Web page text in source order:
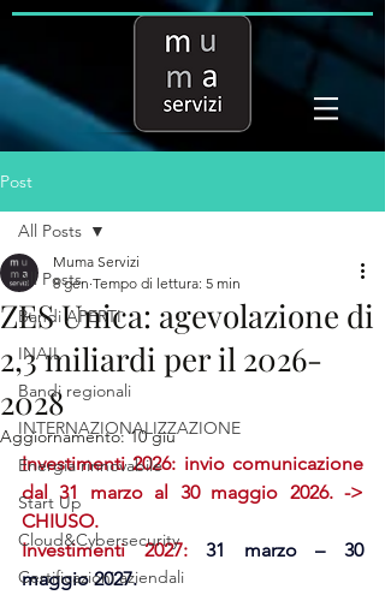
Post
All Posts
Bandi APERTI
INAIL
Bandi regionali
INTERNAZIONALIZZAZIONE
Energia rinnovabile
Start Up
Cloud&Cybersecurity
Certificazioni aziendali
All Posts
ZES Unica: agevolazione di
2,3 miliardi per il 2026-
2028
Muma Servizi
8 gen Tempo di lettura: 5 min
Aggiornamento:10 giu
Investimenti 2026: invio comunicazione
dal 31 marzo al 30 maggio 2026. ->
CHIUSO.
Investimenti 2027: 31 marzo – 30
maggio 2027.